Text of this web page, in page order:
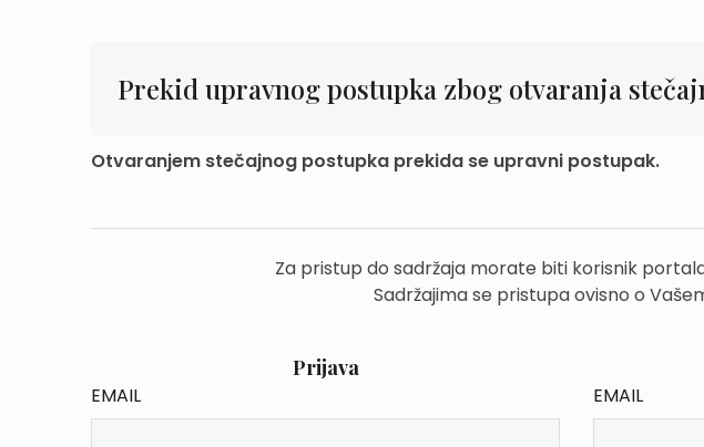
Prekid upravnog postupka zbog otvaranja
Otvaranjem stečajnog postupka prekida se upravni postupak.
Za pristup do sadržaja morate biti korisnik
Sadržajima se pristupa ovisno o
Prijava
EMAIL EMAIL